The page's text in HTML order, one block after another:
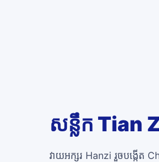
សន្លឹក Tian
វាយអក្សរ Hanzi រួចបង្កើ